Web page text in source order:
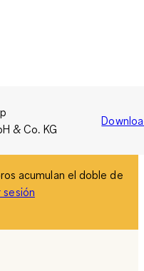
& Co. KG
acumulan el doble de
sesión